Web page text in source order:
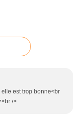
est trop bonne<br
/>